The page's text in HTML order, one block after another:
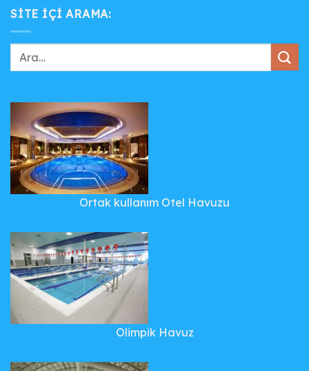
SITE IÇI ARAMA:
Ortak kullanım Otel Havuzu
Olimpik Havuz